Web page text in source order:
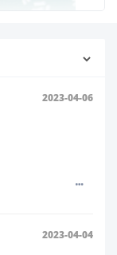
2023-04-06
2023-04-04